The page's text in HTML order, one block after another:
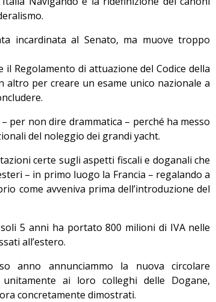
incardinata al Senato, ma muove troppo
Regolamento di attuazione del Codice della
per creare un esame unico nazionale a
per non dire drammatica – perché ha messo
del noleggio dei grandi yacht.
certe sugli aspetti fiscali e doganali che
– in primo luogo la Francia – regalando a
come avveniva prima dell’introduzione del
5 anni ha portato 800 milioni di IVA nelle
all’estero.
anno annunciammo la nuova circolare
ai loro colleghi delle Dogane,
concretamente dimostrati.